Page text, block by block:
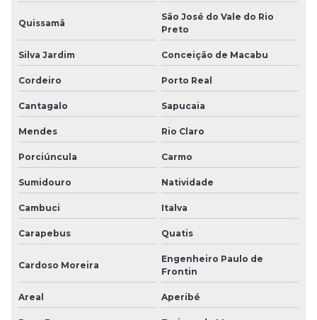
Quissamã
São José do Vale do Rio
Preto
Silva Jardim Conceição de Macabu
Cordeiro Porto Real
Cantagalo Sapucaia
Mendes Rio Claro
Porciúncula Carmo
Sumidouro Natividade
Cambuci Italva
Carapebus Quatis
Cardoso Moreira
Engenheiro Paulo de
Frontin
Areal Aperibé